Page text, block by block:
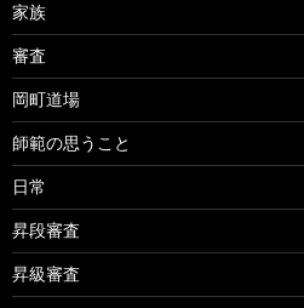
家族
審査
岡町道場
師範の思うこと
日常
昇段審査
昇級審査